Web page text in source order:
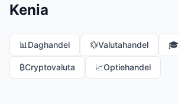
Kenia
📊 Daghandel 💱Valutahandel 🎓
₿Cryptovaluta 📈Optiehandel